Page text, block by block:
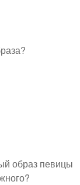
образ певицы